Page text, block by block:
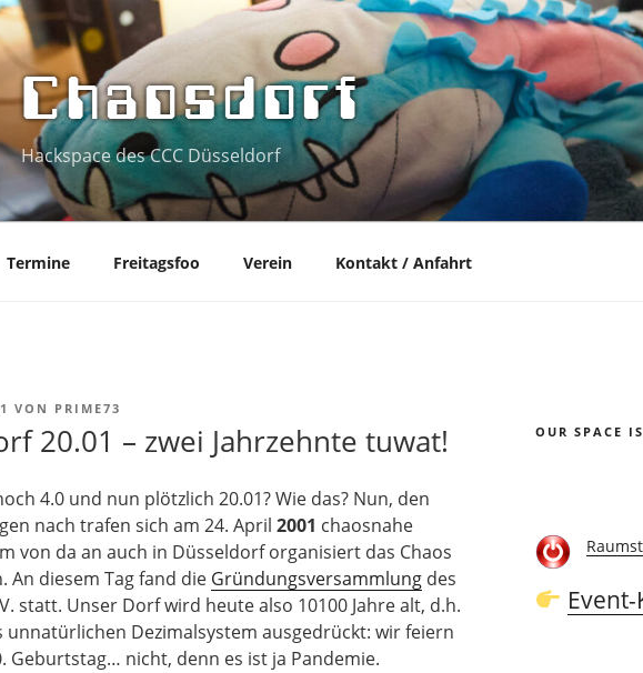
Chaosdorf
Hackspace des CCC Düsseldorf
Termine Freitagsfoo Verein Kontakt / Anfahrt
VON PRIME73
20.01 – zwei Jahrzehnte tuwat!
4.0 und nun plötzlich 20.01? Wie das? Nun, den
nach trafen sich am 24. April 2001 chaosnahe
von da an auch in Düsseldorf organisiert das Chaos
An diesem Tag fand die Gründungsversammlung des
statt. Unser Dorf wird heute also 10100 Jahre alt, d.h.
unnatürlichen Dezimalsystem ausgedrückt: wir feiern
Geburtstag… nicht, denn es ist ja Pandemie.
OUR SPACE